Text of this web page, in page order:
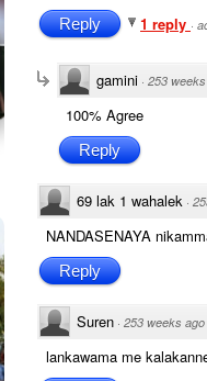
Reply 1 reply ·
gamini · 253
100% Agree
Reply
69 lak 1 wahalek ·
NANDASENAYA
Reply
Suren · 253 weeks ago
lankawama me